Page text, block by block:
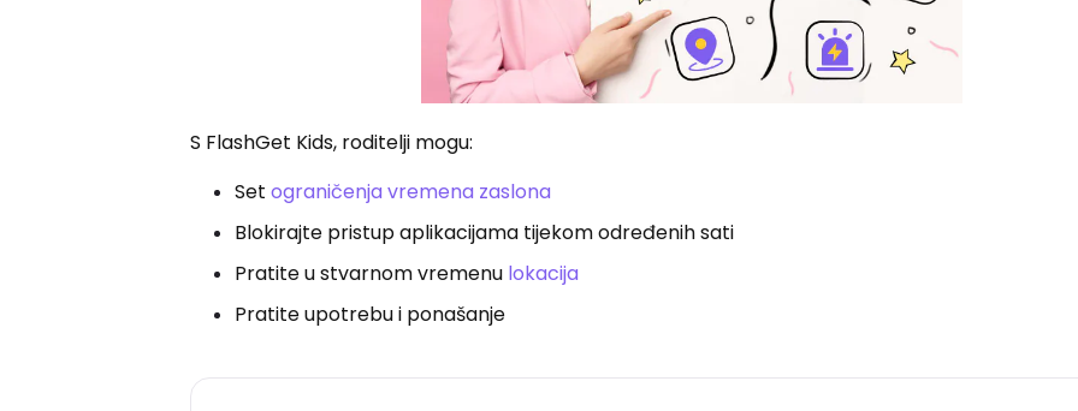
S FlashGet Kids, roditelji mogu:
Setograničenja vremena zaslona
Blokirajte pristup aplikacijama tijekom određenih sati
Pratite u stvarnom vremenu lokacija
Pratite upotrebu i ponašanje